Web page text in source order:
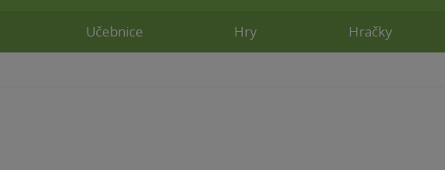
Učebnice Hry Hračky